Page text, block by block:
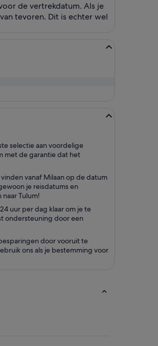
de vertrekdatum. Als je
tevoren. Dit is echter wel
selectie aan voordelige
met de garantie dat het
vanaf Milaan op de datum
je reisdatums en
Tulum!
uur per dag klaar om je te
ondersteuning door een
door vooruit te
ons als je bestemming voor